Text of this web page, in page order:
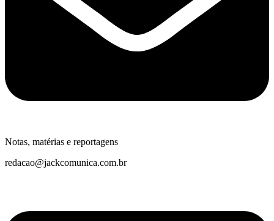
Notas, matérias e reportagens
redacao@jackcomunica.com.br